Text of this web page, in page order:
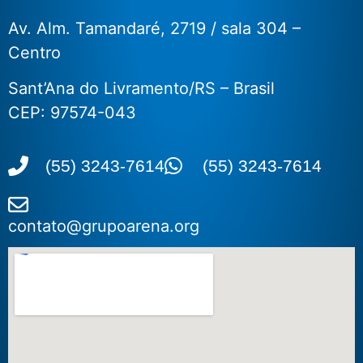
Av. Alm. Tamandaré, 2719 / sala 304 –
Centro
Sant’Ana do Livramento/RS – Brasil
CEP: 97574-043
(55) 3243-7614 (55) 3243-7614
contato@grupoarena.org